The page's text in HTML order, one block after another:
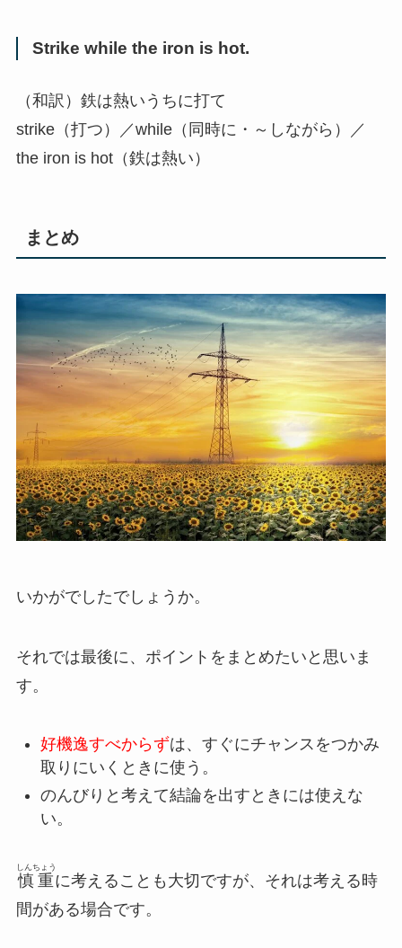
Strike while the iron is hot.
（和訳）鉄は熱いうちに打て
strike（打つ）／while（同時に・～しながら）／
the iron is hot（鉄は熱い）
まとめ
いかがでしたでしょうか。
それでは最後に、ポイントをまとめたいと思いま
す。
好機逸すべからずは、すぐにチャンスをつかみ
取りにいくときに使う。
のんびりと考えて結論を出すときには使えな
い。
慎重
しんちょう
に考えることも大切ですが、それは考える時
間がある場合です。